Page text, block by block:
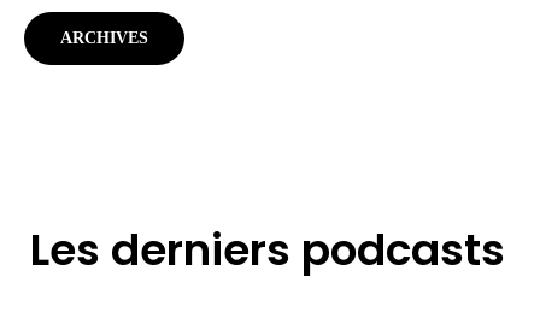
ARCHIVES
Les derniers podcasts